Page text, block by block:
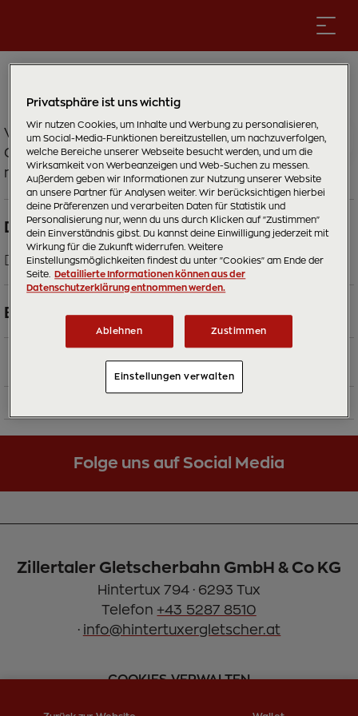
Von der Talstation in Hintertux (1.500 m) führt die
Gondelbahn hinauf auf den Sommerberg (2.100
m).
Dauer
Die durchschnittliche Verweildauer beträgt 5 Minuten.
Beschreibung
Von der Talstation in Hintertux (1.500 m) führt die
Gondelbahn hinauf auf den Sommerberg (2.100
Folge uns auf Social Media
Zillertaler Gletscherbahn GmbH & Co KG
Hintertux 794 · 6293 Tux
Telefon +43 5287 8510
· info@hintertuxergletscher.at
COOKIES VERWALTEN
Privatsphäre ist uns wichtig
Wir nutzen Cookies, um Inhalte und Werbung zu personalisieren,
um Social-Media-Funktionen bereitzustellen, um nachzuverfolgen,
welche Bereiche unserer Webseite besucht werden, und um die
Wirksamkeit von Werbeanzeigen und Web-Suchen zu messen.
Außerdem geben wir Informationen zur Nutzung unserer Website
an unsere Partner für Analysen weiter. Wir berücksichtigen hierbei
deine Präferenzen und verarbeiten Daten für Statistik und
Personalisierung nur, wenn du uns durch Klicken auf "Zustimmen"
dein Einverständnis gibst. Du kannst deine Einwilligung jederzeit mit
Wirkung für die Zukunft widerrufen. Weitere
Einstellungsmöglichkeiten findest du unter "Cookies" am Ende der
Seite.
Detaillierte Informationen können aus der
Datenschutzerklärung entnommen werden.
Ablehnen Zustimmen
Einstellungen verwalten